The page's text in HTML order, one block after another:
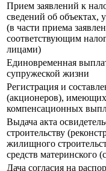
Прием заявлений к
сведений об объектах,
(в части приема
соответствующим
лицами)
Единовременная
супружеской жизни
Регистрация и
(акционеров),
компенсационных
Выдача акта
строительству
жилищного
средств материнского
Дача согласия на